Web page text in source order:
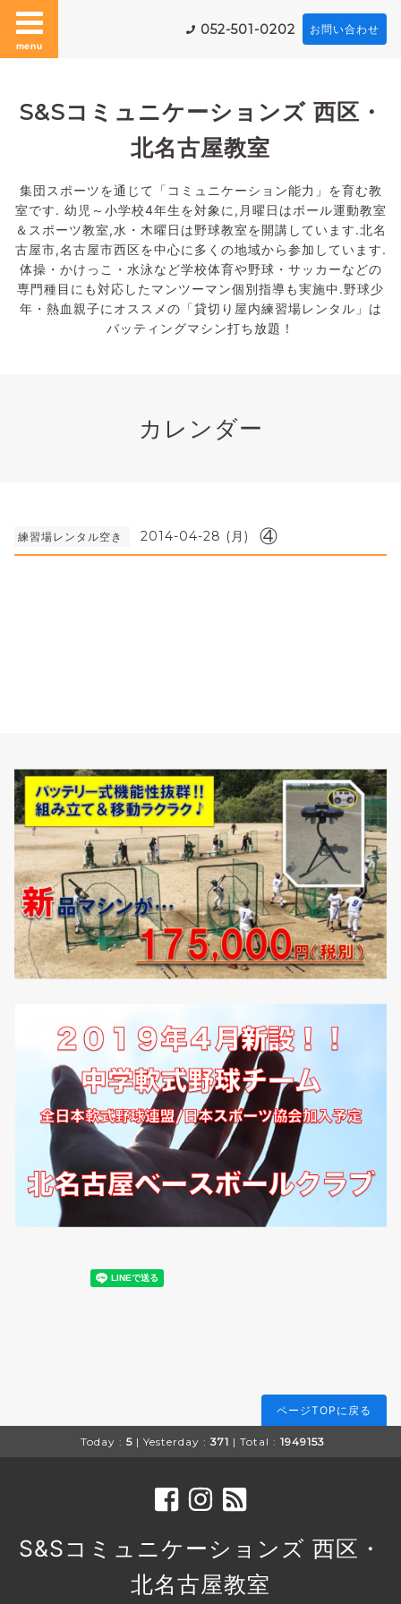
menu
052-501-0202 お問い合わせ
S&Sコミュニケーションズ 西区・
北名古屋教室
集団スポーツを通じて「コミュニケーション能力」を育む教
室です. 幼児～小学校4年生を対象に,月曜日はボール運動教室
＆スポーツ教室,水・木曜日は野球教室を開講しています.北名
古屋市,名古屋市西区を中心に多くの地域から参加しています.
体操・かけっこ・水泳など学校体育や野球・サッカーなどの
専門種目にも対応したマンツーマン個別指導も実施中.野球少
年・熱血親子にオススメの「貸切り屋内練習場レンタル」は
バッティングマシン打ち放題！
カレンダー
練習場レンタル空き 2014-04-28 (月) ④
ページTOPに戻る
Today : 5 | Yesterday : 371 | Total : 1949153
S&Sコミュニケーションズ 西区・
北名古屋教室